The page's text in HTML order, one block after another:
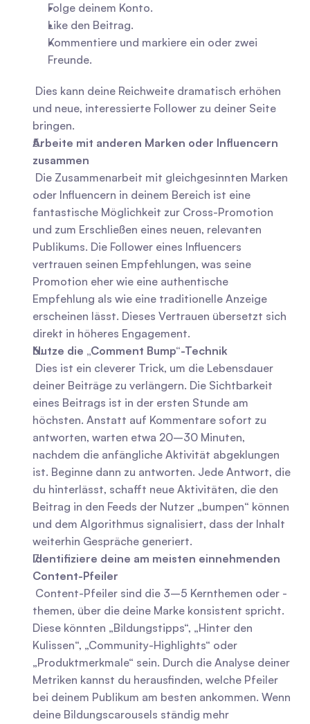
Folge deinem Konto.
Like den Beitrag.
Kommentiere und markiere ein oder zwei
Freunde.
und neue, interessierte Follower zu deiner Seite
bringen.
Arbeite mit anderen Marken oder Influencern
zusammen
oder Influencern in deinem Bereich ist eine
fantastische Möglichkeit zur Cross-Promotion
und zum Erschließen eines neuen, relevanten
Publikums. Die Follower eines Influencers
vertrauen seinen Empfehlungen, was seine
Promotion eher wie eine authentische
Empfehlung als wie eine traditionelle Anzeige
erscheinen lässt. Dieses Vertrauen übersetzt sich
direkt in höheres Engagement.
Nutze die „Comment Bump“-Technik
deiner Beiträge zu verlängern. Die Sichtbarkeit
eines Beitrags ist in der ersten Stunde am
höchsten. Anstatt auf Kommentare sofort zu
antworten, warten etwa 20–30 Minuten,
nachdem die anfängliche Aktivität abgeklungen
ist. Beginne dann zu antworten. Jede Antwort, die
du hinterlässt, schafft neue Aktivitäten, die den
Beitrag in den Feeds der Nutzer „bumpen“ können
und dem Algorithmus signalisiert, dass der Inhalt
weiterhin Gespräche generiert.
Identifiziere deine am meisten einnehmenden
Content-Pfeiler
themen, über die deine Marke konsistent spricht.
Diese könnten „Bildungstipps“, „Hinter den
Kulissen“, „Community-Highlights“ oder
„Produktmerkmale“ sein. Durch die Analyse deiner
Metriken kannst du herausfinden, welche Pfeiler
bei deinem Publikum am besten ankommen. Wenn
deine Bildungscarousels ständig mehr